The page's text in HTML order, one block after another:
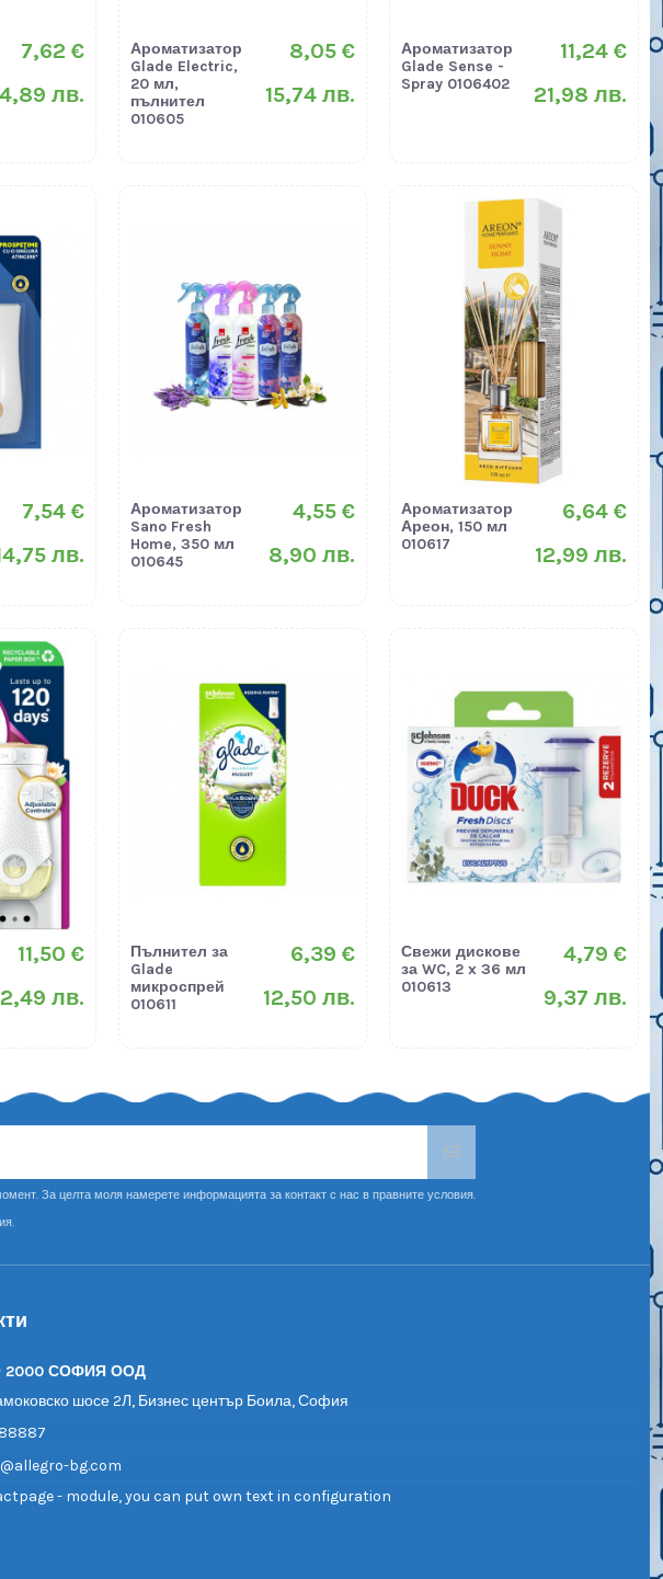
7,62 €
лв.
Ароматизатор
Glade Electric,
20 мл,
пълнител
010605
8,05 €
15,74 лв.
Ароматизатор
Glade Sense -
Spray 0106402
11,24 €
21,98 лв.
7,54 €
лв.
Ароматизатор
Sano Fresh
Home, 350 мл
010645
4,55 €
8,90 лв.
Ароматизатор
Ареон, 150 мл
010617
6,64 €
12,99 лв.
11,50 €
лв.
Пълнител за
Glade
микроспрей
010611
6,39 €
12,50 лв.
Свежи дискове
за WC, 2 x 36 мл
010613
4,79 €
9,37 лв.
За целта моля намерете информацията за контакт с нас в правните условия.
2000 СОФИЯ ООД
шосе 2Л, Бизнес център Боила, София
bg.com
- module, you can put own text in configuration